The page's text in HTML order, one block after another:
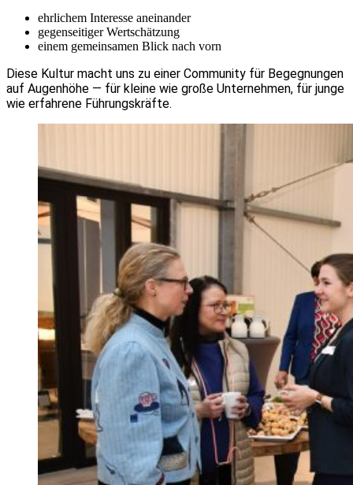
ehrlichem Interesse aneinander
gegenseitiger Wertschätzung
einem gemeinsamen Blick nach vorn
Diese Kultur macht uns zu einer Community für Begegnungen
auf Augenhöhe — für kleine wie große Unternehmen, für junge
wie erfahrene Führungskräfte.